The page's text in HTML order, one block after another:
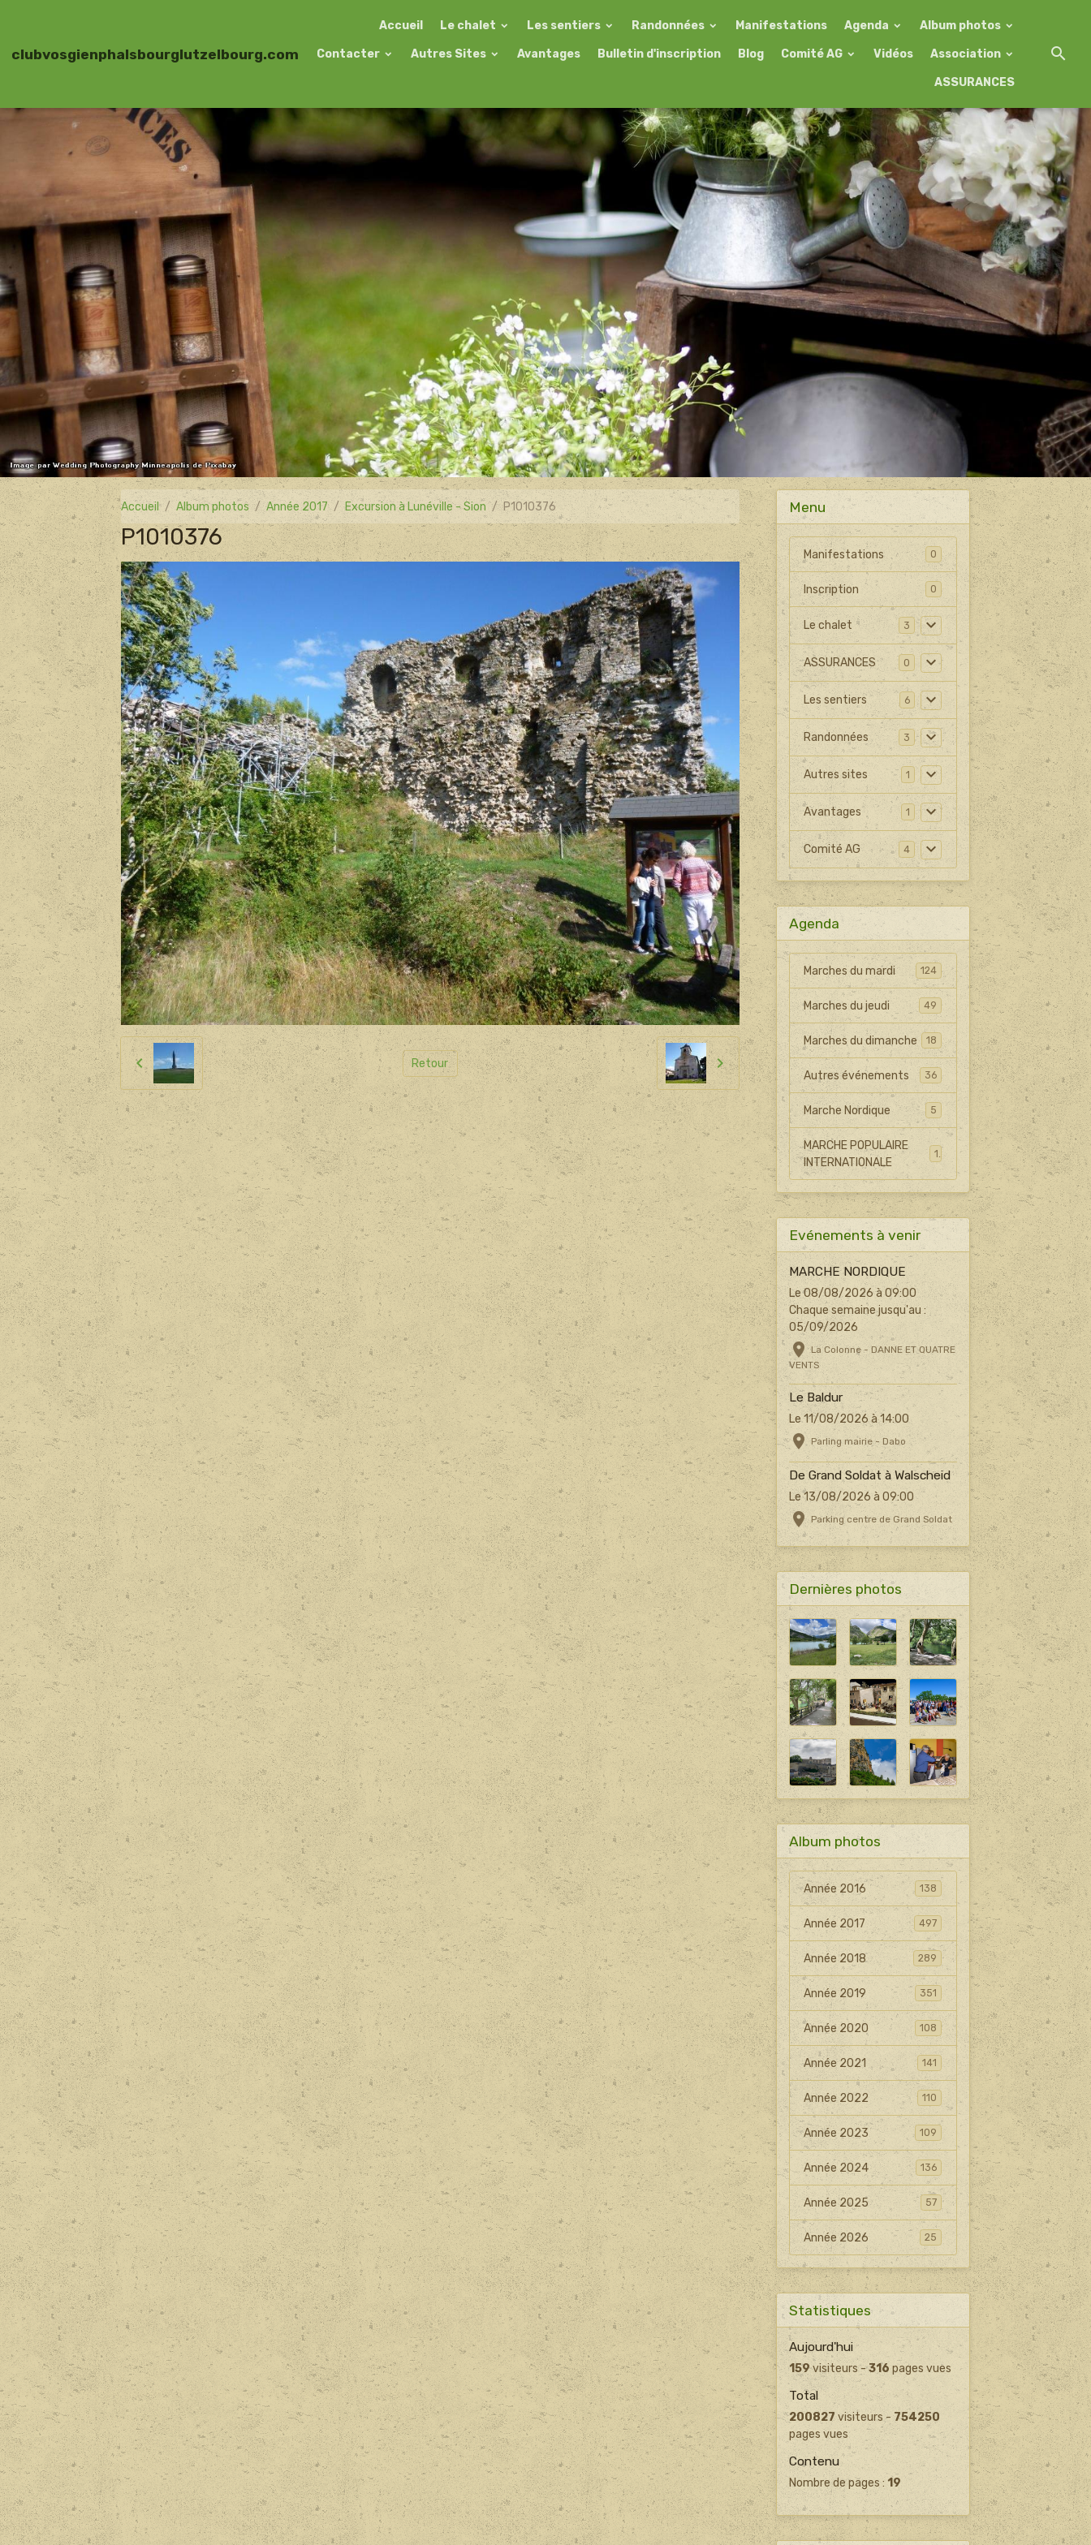
clubvosgienphalsbourglutzelbourg.com
Accueil Le chalet Les sentiers Randonnées Manifestations Agenda Album photos
Contacter Autres Sites Avantages Bulletin d'inscription Blog Comité AG Vidéos Association
ASSURANCES
Accueil Album photos Année 2017 Excursion à Lunéville - Sion P1010376
P1010376
Retour
Menu
Manifestations 0
Inscription 0
Le chalet 3
ASSURANCES 0
Les sentiers 6
Randonnées 3
Autres sites 1
Avantages 1
Comité AG 4
Agenda
Marches du mardi 124
Marches du jeudi 49
Marches du dimanche 18
Autres événements 36
Marche Nordique 5
MARCHE POPULAIRE
INTERNATIONALE
Evénements à venir
MARCHE NORDIQUE
Le 08/08/2026 à 09:00
Chaque semaine jusqu'au :
05/09/2026
La Colonne - DANNE ET QUATRE
VENTS
Le Baldur
Le 11/08/2026 à 14:00
Parling mairie - Dabo
De Grand Soldat à Walscheid
Le 13/08/2026 à 09:00
Parking centre de Grand Soldat
Dernières photos
Album photos
Année 2016 138
Année 2017 497
Année 2018 289
Année 2019 351
Année 2020 108
Année 2021 141
Année 2022 110
Année 2023 109
Année 2024 136
Année 2025 57
Année 2026 25
Statistiques
Aujourd'hui
159visiteurs -316 pages vues
Total
200827 visiteurs -754250
pages vues
Contenu
Nombre de pages : 19